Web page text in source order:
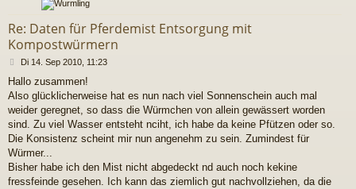
Re: Daten für Pferdemist Entsorgung mit
Kompostwürmern
B
i
t
r
a
Di 14. Sep 2010, 11:23
Hallo zusammen!
Also glücklicherweise hat es nun nach viel Sonnenschein auch mal
weider geregnet, so dass die Würmchen von allein gewässert worden
sind. Zu viel Wasser entsteht nciht, ich habe da keine Pfützen oder so.
Die Konsistenz scheint mir nun angenehm zu sein. Zumindest für
Würmer...
Bisher habe ich den Mist nicht abgedeckt nd auch noch kekine
fressfeinde gesehen. Ich kann das ziemlich gut nachvollziehen, da die